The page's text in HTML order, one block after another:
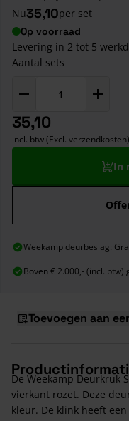
Nu35,10per set
Op voorraad
Levering in 2 tot 5
Aantal sets
35,10
incl. btw (Excl. verzendkosten)
In
Weekamp deurbeslag:
Boven € 2.000,- (incl. btw)
Toevoegen aan
De Weekamp Deurkruk
vierkant rozet. Deze
kleur. De klink heeft